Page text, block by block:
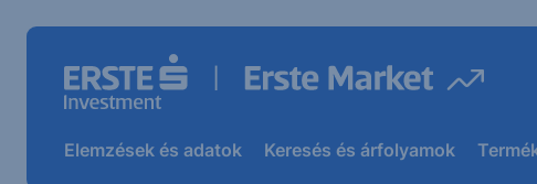
Elemzések és adatok Keresés és árfolyamok